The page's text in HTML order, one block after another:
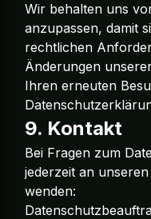
Wir behalten uns
anzupassen, damit
rechtlichen
Änderungen
Ihren erneuten
9. Kontakt
Bei Fragen zum
jederzeit an
wenden: